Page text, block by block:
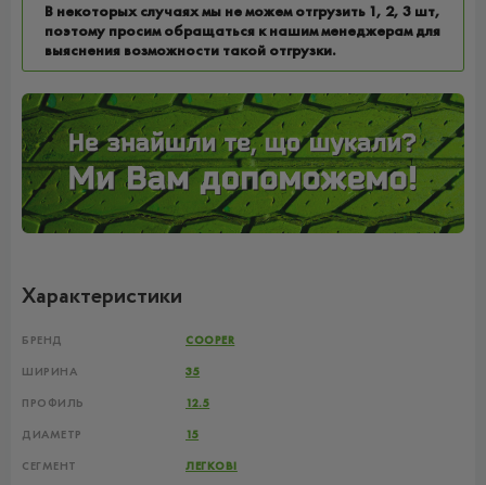
В некоторых случаях мы не можем отгрузить 1, 2, 3 шт,
поэтому просим обращаться к нашим менеджерам для
выяснения возможности такой отгрузки.
Характеристики
БРЕНД COOPER
ШИРИНА 35
ПРОФИЛЬ 12.5
ДИАМЕТР 15
СЕГМЕНТ ЛЕГКОВІ